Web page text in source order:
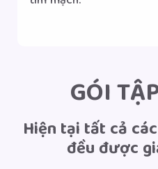
GÓI
Hiện tại tất cả
đều được